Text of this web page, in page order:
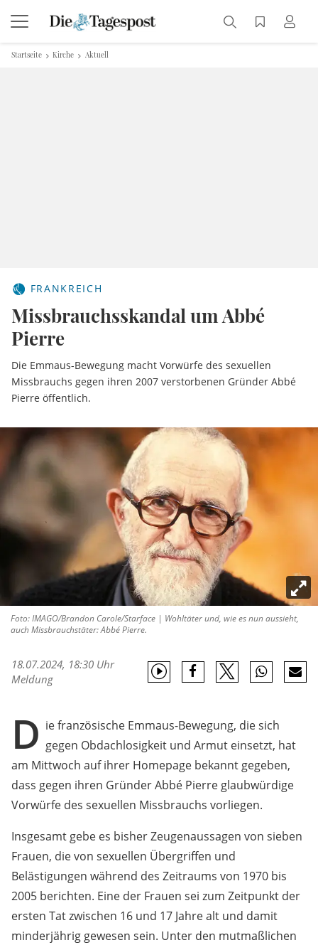
Startseite Kirche Aktuell
FRANKREICH
Missbrauchsskandal um Abbé
Pierre
Die Emmaus-Bewegung macht Vorwürfe des sexuellen
Missbrauchs gegen ihren 2007 verstorbenen Gründer Abbé
Pierre öffentlich.
Foto: IMAGO/Brandon Carole/Starface | Wohltäter und, wie es nun aussieht,
auch Missbrauchstäter: Abbé Pierre.
18.07.2024, 18:30 Uhr
Meldung
D ie französische Emmaus-Bewegung, die sich
gegen Obdachlosigkeit und Armut einsetzt, hat
am Mittwoch auf ihrer Homepage bekannt gegeben,
dass gegen ihren Gründer Abbé Pierre glaubwürdige
Vorwürfe des sexuellen Missbrauchs vorliegen.
Insgesamt gebe es bisher Zeugenaussagen von sieben
Frauen, die von sexuellen Übergriffen und
Belästigungen während des Zeitraums von 1970 bis
2005 berichten. Eine der Frauen sei zum Zeitpunkt der
ersten Tat zwischen 16 und 17 Jahre alt und damit
minderjährig gewesen sein. Unter den mutmaßlichen